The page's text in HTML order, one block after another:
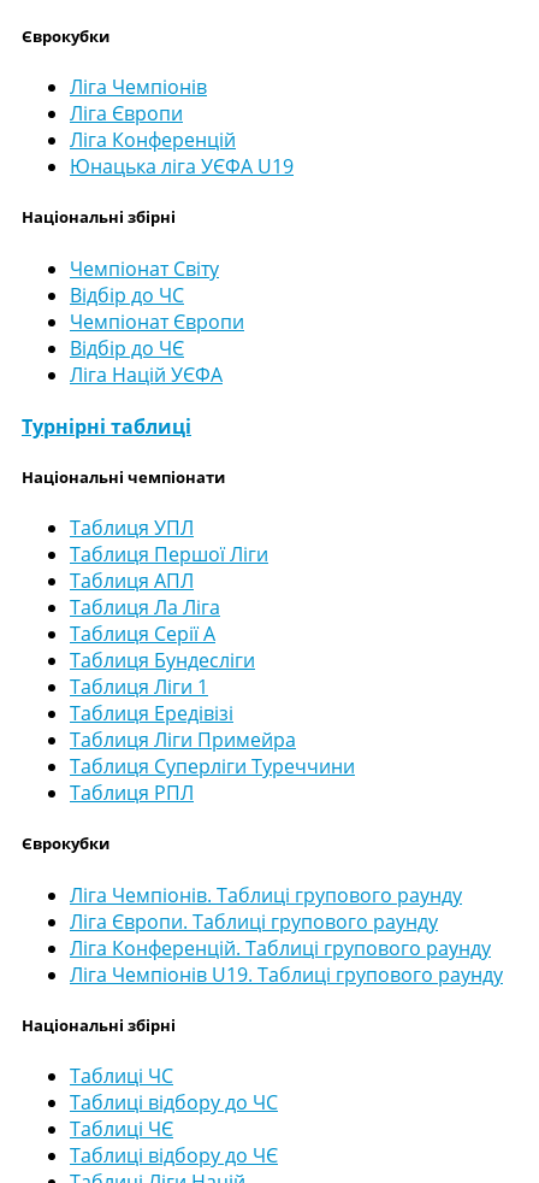
Єврокубки
Ліга Чемпіонів
Ліга Європи
Ліга Конференцій
Юнацька ліга УЄФА U19
Національні збірні
Чемпіонат Світу
Відбір до ЧС
Чемпіонат Європи
Відбір до ЧЄ
Ліга Націй УЄФА
Турнірні таблиці
Національні чемпіонати
Таблиця УПЛ
Таблиця Першої Ліги
Таблиця АПЛ
Таблиця Ла Ліга
Таблиця Серії А
Таблиця Бундесліги
Таблиця Ліги 1
Таблиця Ередівізі
Таблиця Ліги Примейра
Таблиця Суперліги Туреччини
Таблиця РПЛ
Єврокубки
Ліга Чемпіонів. Таблиці групового раунду
Ліга Європи. Таблиці групового раунду
Ліга Конференцій. Таблиці групового раунду
Ліга Чемпіонів U19. Таблиці групового раунду
Національні збірні
Таблиці ЧС
Таблиці відбору до ЧС
Таблиці ЧЄ
Таблиці відбору до ЧЄ